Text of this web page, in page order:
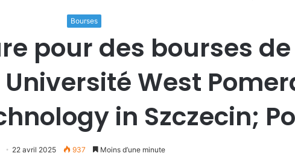
Bourses
pour des bourses
West
in Szczecin;
22 avril 2025 937 Moins d’une minute